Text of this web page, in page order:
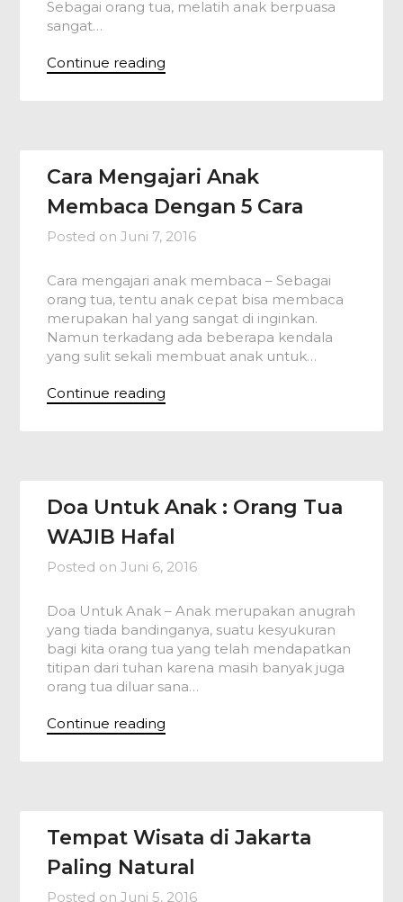
Sebagai orang tua, melatih anak berpuasa
sangat…
Continue reading
Cara Mengajari Anak
Membaca Dengan 5 Cara
Posted onJuni 7, 2016
Cara mengajari anak membaca – Sebagai
orang tua, tentu anak cepat bisa membaca
merupakan hal yang sangat di inginkan.
Namun terkadang ada beberapa kendala
yang sulit sekali membuat anak untuk…
Continue reading
Doa Untuk Anak : Orang Tua
WAJIB Hafal
Posted onJuni 6, 2016
Doa Untuk Anak – Anak merupakan anugrah
yang tiada bandinganya, suatu kesyukuran
bagi kita orang tua yang telah mendapatkan
titipan dari tuhan karena masih banyak juga
orang tua diluar sana…
Continue reading
Tempat Wisata di Jakarta
Paling Natural
Posted onJuni 5, 2016